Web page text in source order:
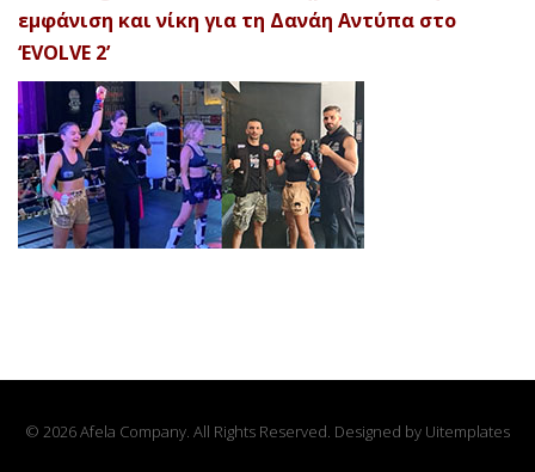
εμφάνιση και νίκη για τη Δανάη Αντύπα στο
‘EVOLVE 2’
© 2026 Afela Company. All Rights Reserved. Designed by Uitemplates